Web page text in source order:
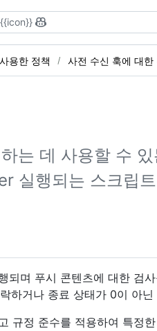
{{icon}}
용한 정책 사전 수신 훅에 대한
는 데 사용할 수
실행되는 스크립
되며 푸시 콘텐츠에 대한 검
하거나 종료 상태가 0이 아닌
규정 준수를 적용하여 특정